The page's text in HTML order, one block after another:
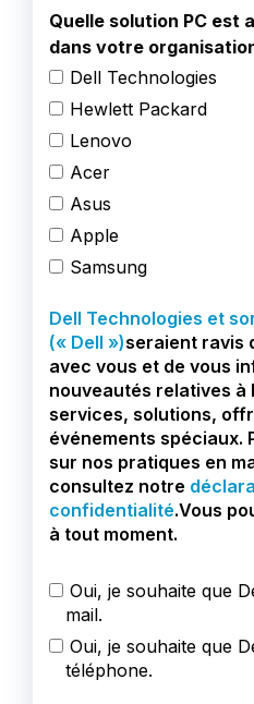
Quelle solution PC est
dans votre
Dell Technologies
Hewlett Packard
Lenovo
Acer
Asus
Apple
Samsung
Dell Technologies et
(« Dell »)seraient ravis
avec vous et de vous
nouveautés relatives à
services, solutions,
événements spéciaux.
sur nos pratiques en
consultez notre
confidentialité.Vous
à tout moment.
Oui, je souhaite que
mail.
Oui, je souhaite que
téléphone.